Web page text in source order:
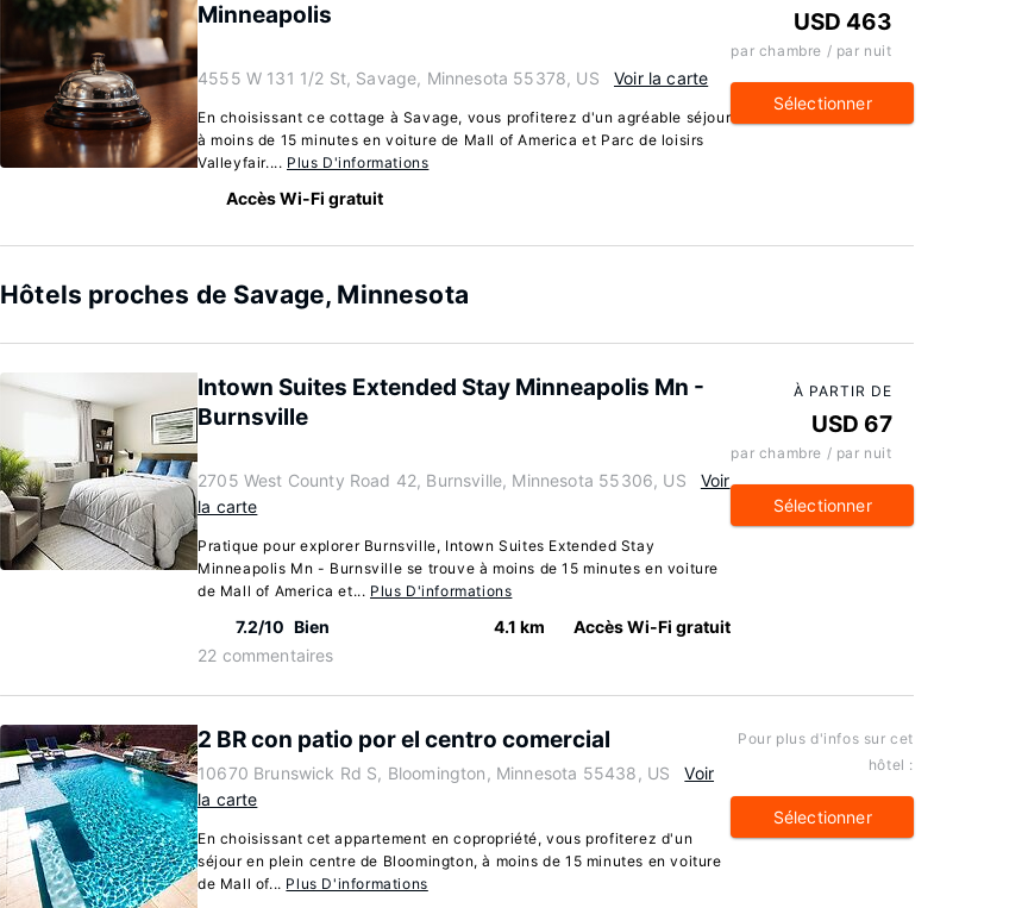
Minneapolis
4555 W 131 1/2 St, Savage, Minnesota 55378, US Voir la carte
En choisissant ce cottage à Savage, vous profiterez d'un agréable séjour
à moins de 15 minutes en voiture de Mall of America et Parc de loisirs
Valleyfair.... Plus D'informations
Accès Wi-Fi gratuit
USD 463
par chambre / par nuit
Sélectionner
Hôtels proches de Savage, Minnesota
Intown Suites Extended Stay Minneapolis Mn -
Burnsville
2705 West County Road 42, Burnsville, Minnesota 55306, US
Voir
la carte
Pratique pour explorer Burnsville, Intown Suites Extended Stay
Minneapolis Mn - Burnsville se trouve à moins de 15 minutes en voiture
de Mall of America et... Plus D'informations
7.2/10 Bien
22 commentaires
4.1 km Accès Wi-Fi gratuit
À PARTIR DE
USD 67
par chambre / par nuit
Sélectionner
2 BR con patio por el centro comercial
10670 Brunswick Rd S, Bloomington, Minnesota 55438, US
Voir
la carte
En choisissant cet appartement en copropriété, vous profiterez d'un
séjour en plein centre de Bloomington, à moins de 15 minutes en voiture
de Mall of... Plus D'informations
Pour plus d'infos sur cet
hôtel :
Sélectionner